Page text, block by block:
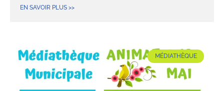
EN SAVOIR PLUS >>
MÉDIATHÈQUE